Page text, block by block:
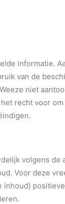
informatie.
van de
niet
recht voor om
volgens de
Voor deze
inhoud)